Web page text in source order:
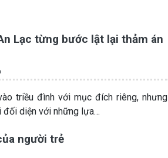
Lạc từng bước lật lại thảm án
triều đình với mục đích riêng, nhưng
đối diện với những lựa…
người trẻ